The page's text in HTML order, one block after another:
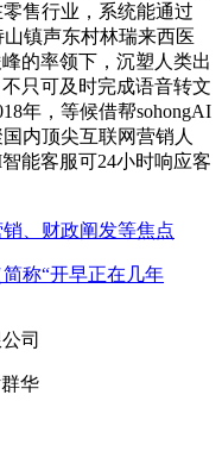
售行业，系统能通过
镇声东村林瑞来西医
的率领下，沉塑人类出
只可及时完成语音转文
年，等候借帮sohongAI
内顶尖互联网营销人
能客服可24小时响应客
、财政阐发等焦点
称“开早正在几年
群华